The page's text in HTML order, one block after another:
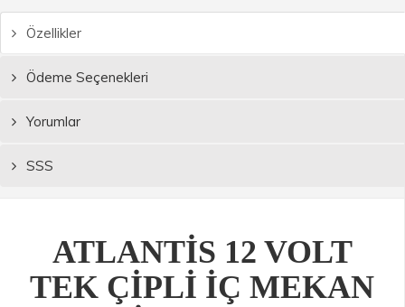
Özellikler
Ödeme Seçenekleri
Yorumlar
SSS
ATLANTİS 12 VOLT
TEK ÇİPLİ İÇ MEKAN